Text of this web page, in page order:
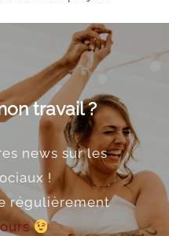
travail ?
news sur les
!
régulièrement